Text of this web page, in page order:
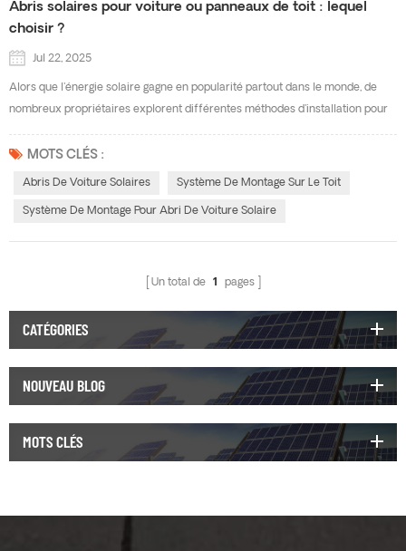
Abris solaires pour voiture ou panneaux de toit : lequel
choisir ?
Jul 22, 2025
Alors que l'énergie solaire gagne en popularité partout dans le monde, de
nombreux propriétaires explorent différentes méthodes d'installation pour
abris de voiture solaires et panneaux solaires sur les toits Bien que les deux
MOTS CLÉS :
Abris De Voiture Solaires Système De Montage Sur Le Toit
Système De Montage Pour Abri De Voiture Solaire
Un total de 1 pages
CATÉGORIES
NOUVEAU BLOG
MOTS CLÉS